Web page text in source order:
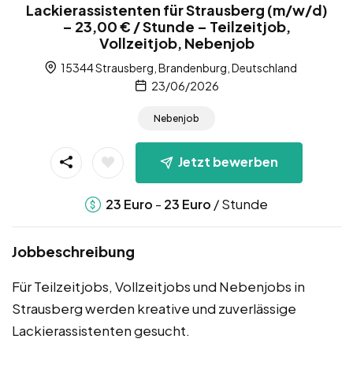
Lackierassistenten für Strausberg (m/w/d)
– 23,00 € / Stunde – Teilzeitjob,
Vollzeitjob, Nebenjob
15344 Strausberg, Brandenburg, Deutschland
23/06/2026
Nebenjob
Jetzt bewerben
23 Euro - 23 Euro / Stunde
Jobbeschreibung
Für Teilzeitjobs, Vollzeitjobs und Nebenjobs in
Strausberg werden kreative und zuverlässige
Lackierassistenten gesucht.